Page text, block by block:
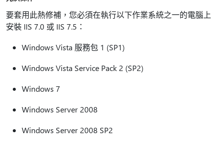
要套用此熱修補，您必須在執行以下作業系統之一的電腦上
安裝 IIS 7.0 或 IIS 7.5：
Windows Vista 服務包 1 (SP1)
Windows Vista Service Pack 2 (SP2)
Windows 7
Windows Server 2008
Windows Server 2008 SP2